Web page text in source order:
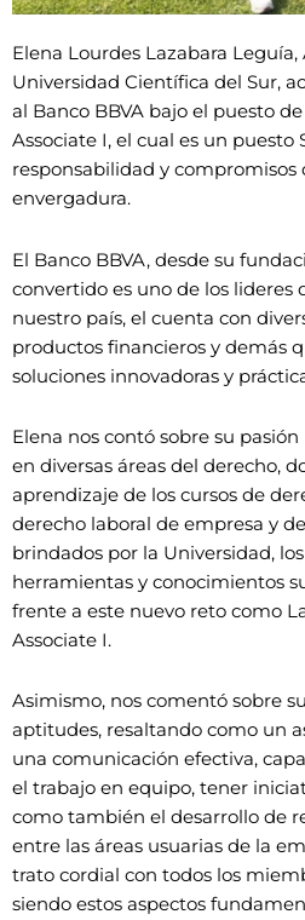
Elena Lourdes Lazabara
Universidad Científica del Sur,
al Banco BBVA bajo el puesto
Associate I, el cual es un puesto
responsabilidad y compromisos
envergadura.
El Banco BBVA, desde su
convertido es uno de los lideres
nuestro país, el cuenta con
productos financieros y demás
soluciones innovadoras y
Elena nos contó sobre su
en diversas áreas del derecho,
aprendizaje de los cursos de
derecho laboral de empresa y
brindados por la Universidad,
herramientas y conocimientos
frente a este nuevo reto como
Associate I.
Asimismo, nos comentó sobre
aptitudes, resaltando como un
una comunicación efectiva,
el trabajo en equipo, tener
como también el desarrollo de
entre las áreas usuarias de la
trato cordial con todos los
siendo estos aspectos